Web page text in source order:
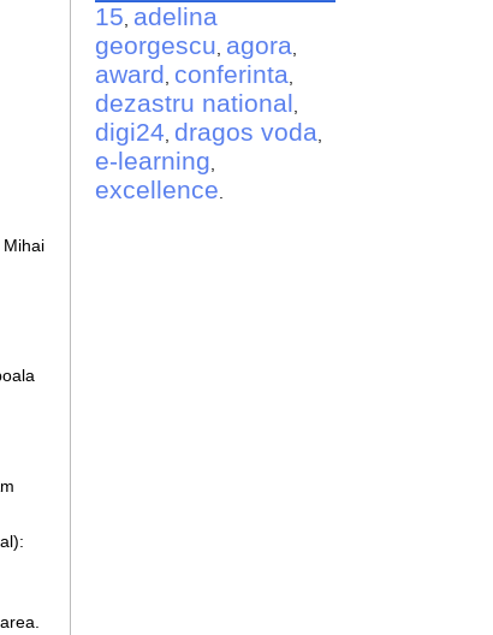
15 adelina
georgescu agora
award conferinta
dezastru national
digi24 dragos voda
e-learning
excellence